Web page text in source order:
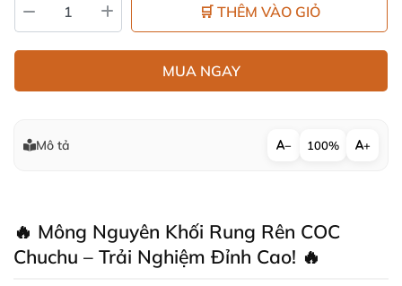
🛒 THÊM VÀO GIỎ
MUA NGAY
Mô tả − 100% +
🔥 Mông Nguyên Khối Rung Rên COC
Chuchu – Trải Nghiệm Đỉnh Cao! 🔥